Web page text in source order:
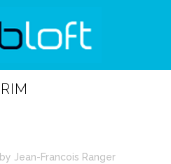
RIM
by Jean-Francois Ranger